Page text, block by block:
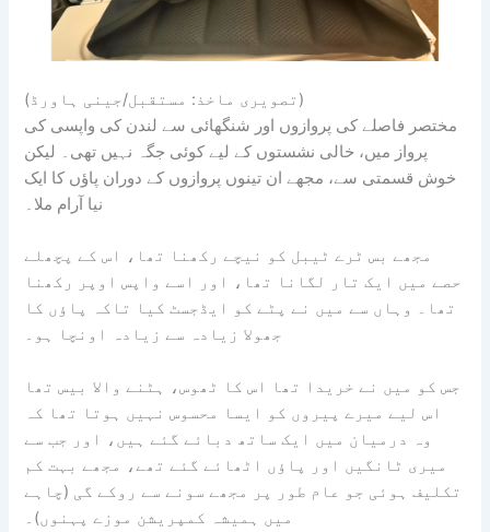
(تصویری ماخذ: مستقبل/جینی ہاورڈ)
مختصر فاصلے کی پروازوں اور شنگھائی سے لندن کی واپسی کی
پرواز میں، خالی نشستوں کے لیے کوئی جگہ نہیں تھی۔ لیکن
خوش قسمتی سے، مجھے ان تینوں پروازوں کے دوران پاؤں کا ایک
نیا آرام ملا۔
مجھے بس ٹرے ٹیبل کو نیچے رکھنا تھا، اس کے پچھلے
حصے میں ایک تار لگانا تھا، اور اسے واپس اوپر رکھنا
تھا۔ وہاں سے میں نے پٹے کو ایڈجسٹ کیا تاکہ پاؤں کا
جھولا زیادہ سے زیادہ اونچا ہو۔
جس کو میں نے خریدا تھا اس کا ٹھوس، ہٹنے والا بیس تھا
اس لیے میرے پیروں کو ایسا محسوس نہیں ہوتا تھا کہ
وہ درمیان میں ایک ساتھ دبائے گئے ہیں، اور جب سے
میری ٹانگیں اور پاؤں اٹھائے گئے تھے، مجھے بہت کم
تکلیف ہوئی جو عام طور پر مجھے سونے سے روکے گی (چاہے
میں ہمیشہ کمپریشن موزے پہنوں)۔